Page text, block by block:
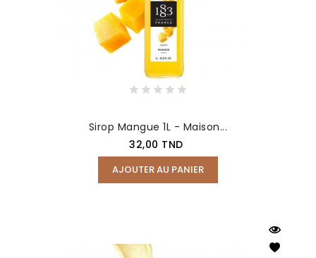
Sirop Mangue 1L - Maison...
Prix
32,00 TND
AJOUTER AU PANIER